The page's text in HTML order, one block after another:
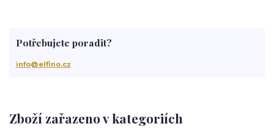
Zboží zařazeno v kategoriích
Potřebujete poradit?
info@elfino.cz